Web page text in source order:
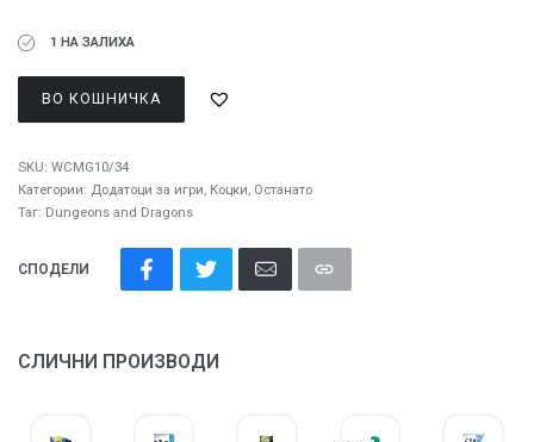
1 НА ЗАЛИХА
ВО КОШНИЧКА
SKU: WCMG10/34
Категории: Додатоци за игри, Коцки, Останато
Таг: Dungeons and Dragons
СПОДЕЛИ
СЛИЧНИ ПРОИЗВОДИ